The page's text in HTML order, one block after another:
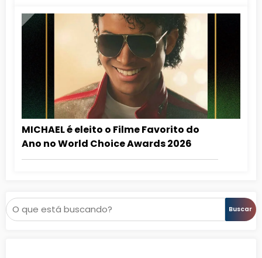
MICHAEL é eleito o Filme Favorito do
Ano no World Choice Awards 2026
Pesquisar Buscar